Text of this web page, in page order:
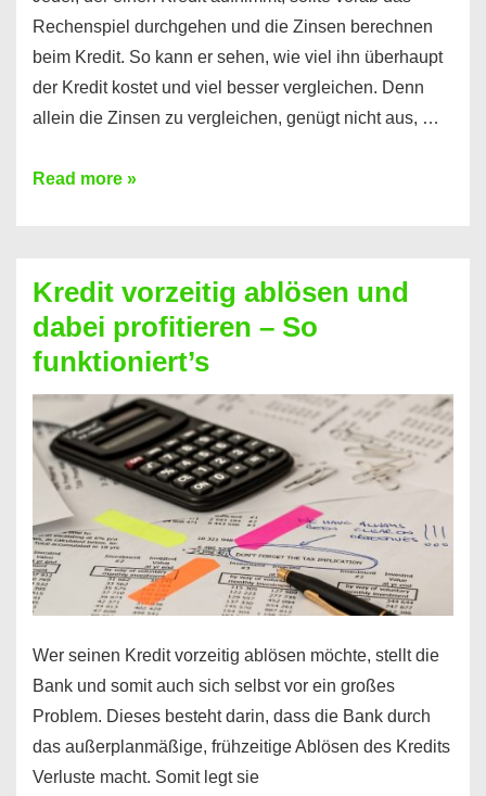
Rechenspiel durchgehen und die Zinsen berechnen
beim Kredit. So kann er sehen, wie viel ihn überhaupt
der Kredit kostet und viel besser vergleichen. Denn
allein die Zinsen zu vergleichen, genügt nicht aus, …
Ganz
Kredit
berechnen
–
Mit
diesen
Regeln!
Read more »
Kredit vorzeitig ablösen und
dabei profitieren – So
funktioniert’s
Wer seinen Kredit vorzeitig ablösen möchte, stellt die
Bank und somit auch sich selbst vor ein großes
Problem. Dieses besteht darin, dass die Bank durch
das außerplanmäßige, frühzeitige Ablösen des Kredits
Verluste macht. Somit legt sie